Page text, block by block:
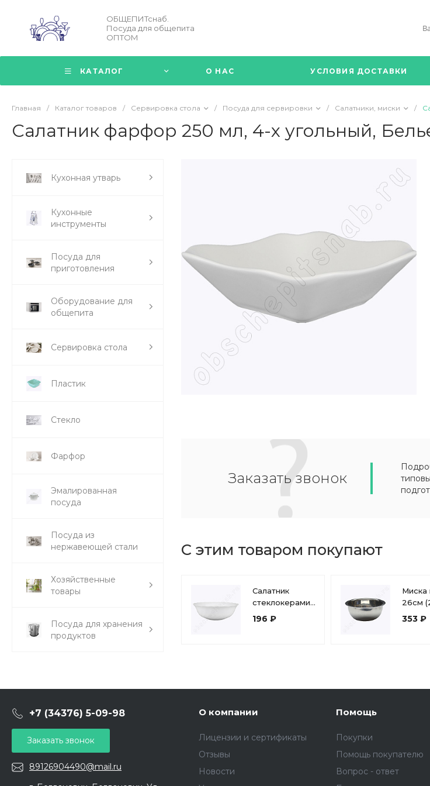
ОБЩЕПИТснаб.
Посуда для общепита
ОПТОМ
КАТАЛОГ О НАС УСЛОВИЯ ДОСТАВКИ
Главная / Каталог товаров / Сервировка стола / Посуда для сервировки / Салатники, миски /
Салатник фарфор 250 мл, 4-х угольный,
Кухонная утварь
Кухонные
инструменты
Посуда для
приготовления
Оборудование для
общепита
Сервировка стола
Пластик
Стекло
Фарфор
Эмалированная
посуда
Посуда из
нержавеющей стали
Хозяйственные
товары
Посуда для хранения
продуктов
Заказать звонок
С этим товаром покупают
Салатник
стеклокерамика
160мм, 500мл
196 ₽
Миска
26см
353 ₽
+7 (34376) 5-09-98
Заказать звонок
89126904490@mail.ru
О компании
Лицензии и сертификаты
Отзывы
Новости
Помощь
Покупки
Помощь покупателю
Вопрос - ответ